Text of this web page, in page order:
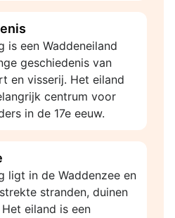
is een Waddeneiland
geschiedenis van
en visserij. Het eiland
centrum voor
in de 17e eeuw.
ligt in de Waddenzee en
stranden, duinen
eiland is een